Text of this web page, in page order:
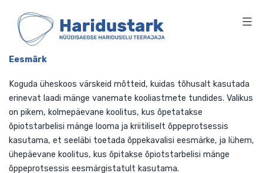
content
Koguda üheskoos värskeid mõtteid, kuidas tõhusalt
erinevat laadi mänge vanemate kooliastmete tundides.
on pikem, kolmepäevane koolitus, kus õpetatakse
õpiotstarbelisi mänge looma ja kriitiliselt õppeprotsessis
kasutama, et seeläbi toetada õppekavalisi eesmärke, ja